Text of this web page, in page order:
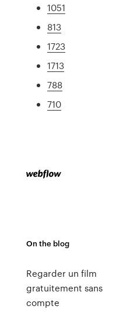
1051
813
1723
1713
788
710
On the blog
Regarder un film
gratuitement sans
compte